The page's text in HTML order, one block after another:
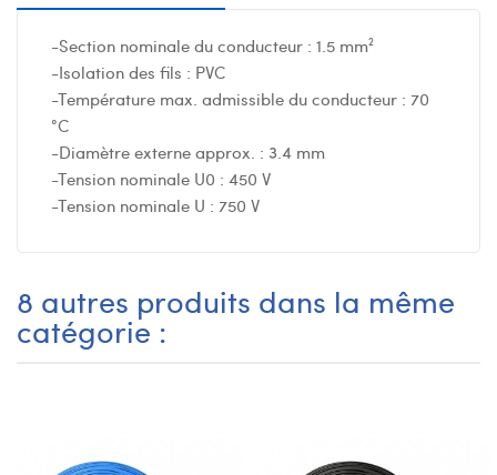
-Section nominale du conducteur : 1.5 mm²
-Isolation des fils : PVC
-Température max. admissible du conducteur : 70
°C
-Diamètre externe approx. : 3.4 mm
-Tension nominale U0 : 450 V
-Tension nominale U : 750 V
8 autres produits dans la même
catégorie :